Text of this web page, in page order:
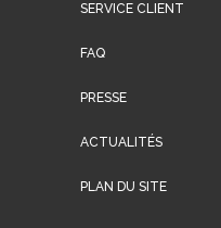
SERVICE CLIENT
FAQ
PRESSE
ACTUALITÉS
PLAN DU SITE